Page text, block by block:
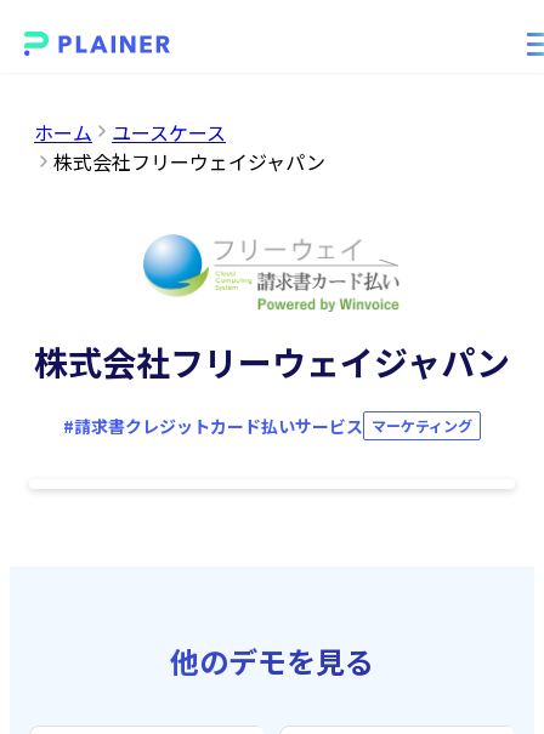
ホーム
ユースケース
株式会社フリーウェイジャパン
株式会社フリーウェイジャパン
#請求書クレジットカード払いサービス マーケティング
他のデモを見る